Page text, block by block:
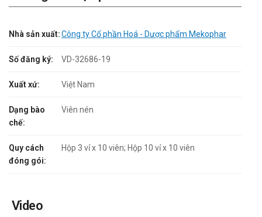
Nhà sản xuất:Công ty Cổ phần Hoá - Dược phẩm Mekophar
Số đăng ký: VD-32686-19
Xuất xứ: Việt Nam
Dạng bào
chế:
Viên nén
Quy cách
đóng gói:
Hộp 3 vỉ x 10 viên; Hộp 10 vỉ x 10 viên
Video